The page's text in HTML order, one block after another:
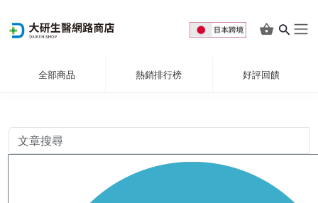
全部商品 熱銷排行榜 好評回饋